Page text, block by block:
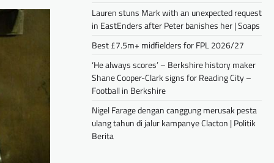
Lauren stuns Mark with an unexpected request
in EastEnders after Peter banishes her | Soaps
Best £7.5m+ midfielders for FPL 2026/27
‘He always scores’ – Berkshire history maker
Shane Cooper-Clark signs for Reading City –
Football in Berkshire
Nigel Farage dengan canggung merusak pesta
ulang tahun di jalur kampanye Clacton | Politik
Berita